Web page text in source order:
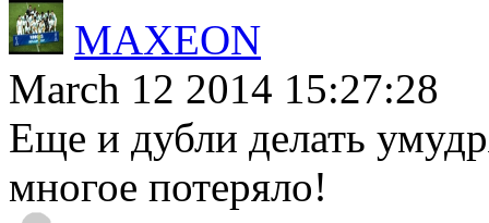
MAXEON
March 12 2014 15:27:28
Еще и дубли делать
многое потеряло!